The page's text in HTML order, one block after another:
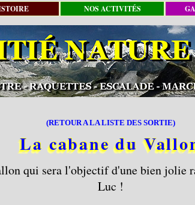
NOS ACTIVITÉS
(RETOUR A LA LISTE DES SORTIE)
La cabane du
qui sera l'objectif d'une bien jolie
Luc !